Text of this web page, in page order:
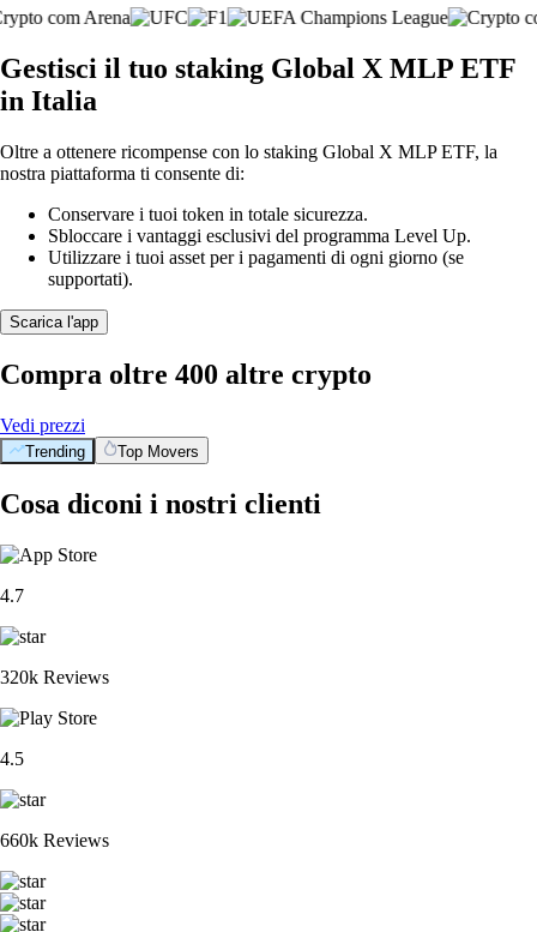
Gestisci il tuo staking Global X MLP ETF
in Italia
Oltre a ottenere ricompense con lo staking Global X MLP ETF, la
nostra piattaforma ti consente di:
Conservare i tuoi token in totale sicurezza.
Sbloccare i vantaggi esclusivi del programma Level Up.
Utilizzare i tuoi asset per i pagamenti di ogni giorno (se
supportati).
Scarica l'app
Compra oltre 400 altre crypto
Vedi prezzi
Trending Top Movers
Cosa diconi i nostri clienti
4.7
320k Reviews
4.5
660k Reviews